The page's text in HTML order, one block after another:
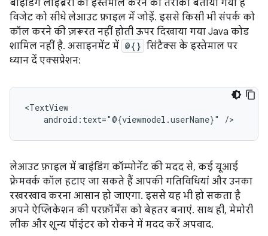
बाइंडिंग लाइब्रेरी का इस्तेमाल करने का तरीका बताया गया है
विजेट को सीधे लेआउट फ़ाइल में जोड़ें. इससे किसी भी संपर्क को
कॉल करने की ज़रूरत नहीं होती ऊपर दिखाया गया Java कोड
शामिल नहीं है. असाइनमेंट में @{} सिंटैक्स के इस्तेमाल पर
ध्यान दें एक्सप्रेशन:
android:text="@{viewmodel.userName}"
लेआउट फ़ाइल में बाइंडिंग कॉम्पोनेंट की मदद से, कई यूआई
फ़्रेमवर्क कॉल हटाए जा सकते हैं आपकी गतिविधियां और उनका
रखरखाव करना आसान हो जाएगा. इससे यह भी हो सकता है
अपने ऐप्लिकेशन की परफ़ॉर्मेंस को बेहतर बनाएं. साथ ही, मेमोरी
लीक और शून्य पॉइंटर को रोकने में मदद करें अपवाद.